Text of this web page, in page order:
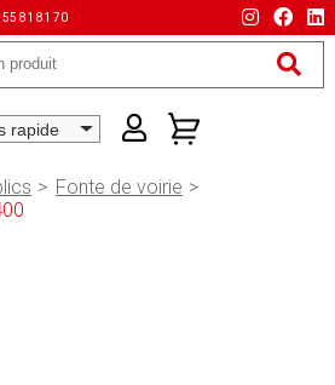
55 81 81 70
Fonte de voirie